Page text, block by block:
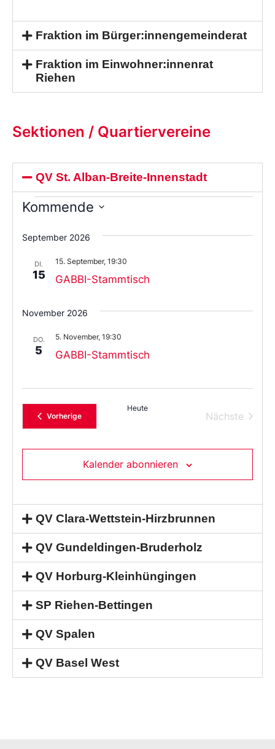
Fraktion im Bürger:innengemeinderat
Fraktion im Einwohner:innenrat
Riehen
Sektionen / Quartiervereine
QV St. Alban-Breite-Innenstadt
Kommende
Sie
das
aus.
September 2026
DI.
15 GABBI-Stammtisch
15. September, 19:30
November 2026
DO.
5 GABBI-Stammtisch
5. November, 19:30
VorherigeVeranstaltungen
Heute
Nächste
Kalender abonnieren
QV Clara-Wettstein-Hirzbrunnen
QV Gundeldingen-Bruderholz
QV Horburg-Kleinhüngingen
SP Riehen-Bettingen
QV Spalen
QV Basel West